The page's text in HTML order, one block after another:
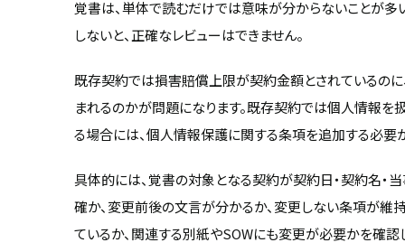
覚書は、単体で読むだけでは意味が分からないことが多
しないと、正確なレビューはできません。
既存契約では損害賠償上限が契約金額とされているの
まれるのかが問題になります。既存契約では個人情報
る場合には、個人情報保護に関する条項を追加する必要
具体的には、覚書の対象となる契約が契約日・契約名・
確か、変更前後の文言が分かるか、変更しない条項が
ているか、関連する別紙やSOWにも変更が必要かを確認